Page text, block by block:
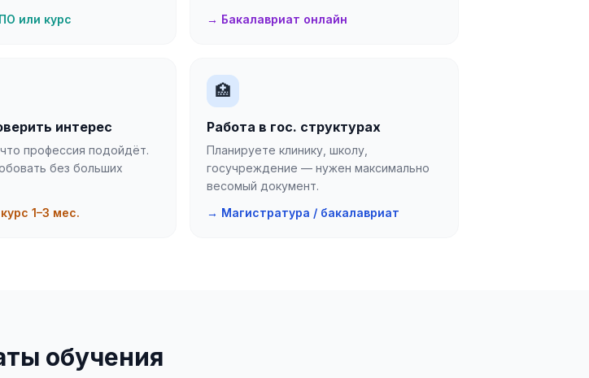
или курс
→ Бакалавриат онлайн
интерес
профессия подойдёт.
без больших
1–3 мес.
🏥
Работа в гос. структурах
Планируете клинику, школу,
госучреждение — нужен максимально
весомый документ.
→ Магистратура / бакалавриат
обучения